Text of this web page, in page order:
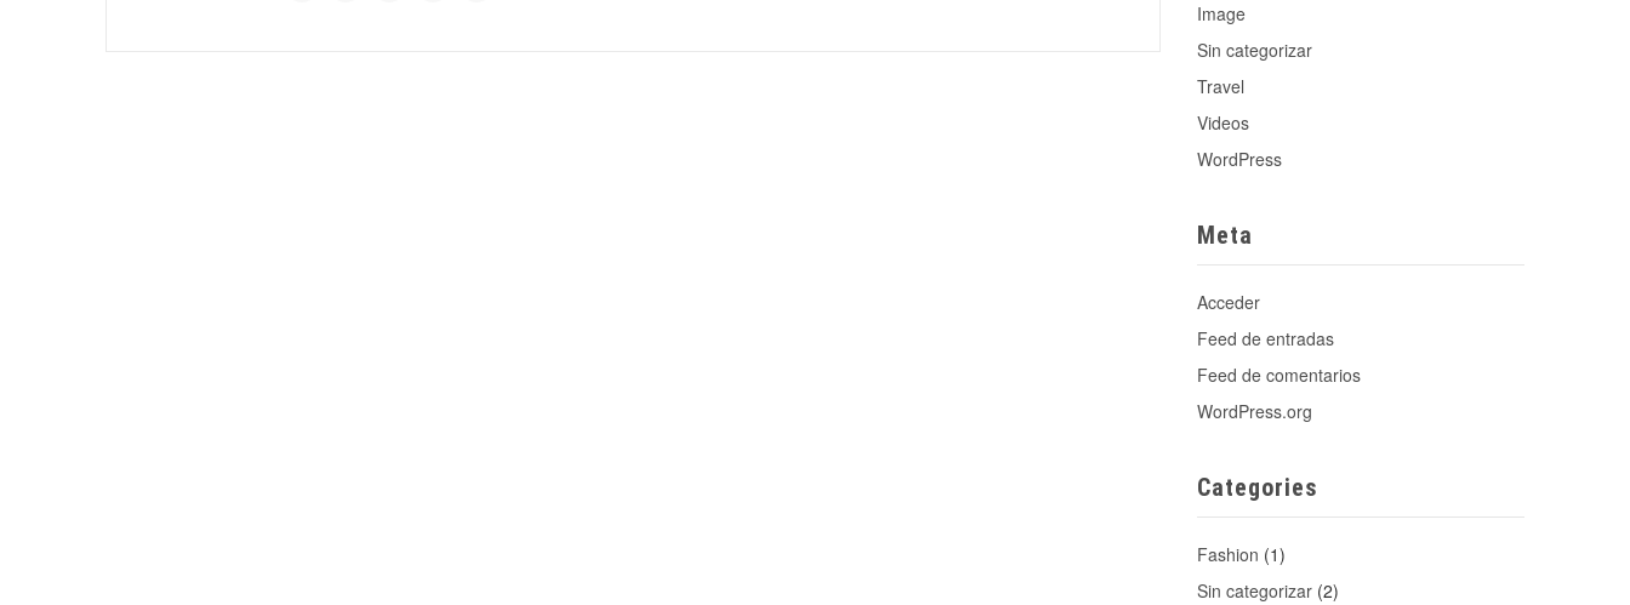
Image
Sin categorizar
Travel
Videos
WordPress
Meta
Acceder
Feed de entradas
Feed de comentarios
WordPress.org
Categories
Fashion (1)
Sin categorizar (2)